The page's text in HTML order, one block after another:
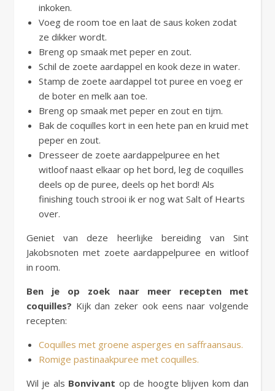
inkoken.
Voeg de room toe en laat de saus koken zodat
ze dikker wordt.
Breng op smaak met peper en zout.
Schil de zoete aardappel en kook deze in water.
Stamp de zoete aardappel tot puree en voeg er
de boter en melk aan toe.
Breng op smaak met peper en zout en tijm.
Bak de coquilles kort in een hete pan en kruid met
peper en zout.
Dresseer de zoete aardappelpuree en het
witloof naast elkaar op het bord, leg de coquilles
deels op de puree, deels op het bord! Als
finishing touch strooi ik er nog wat Salt of Hearts
over.
Geniet van deze heerlijke bereiding van Sint
Jakobsnoten met zoete aardappelpuree en witloof
in room.
Ben je op zoek naar meer recepten met
coquilles? Kijk dan zeker ook eens naar volgende
recepten:
Coquilles met groene asperges en saffraansaus.
Romige pastinaakpuree met coquilles.
Wil je als Bonvivant op de hoogte blijven kom dan